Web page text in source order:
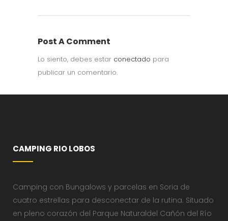
Post A Comment
Lo siento, debes estar conectado para
publicar un comentario.
CAMPING RIO LOBOS
Camping con Bungalows y parcelas en Soria de
cuatro estrellas para desconectar de la rutina. Situado
en pleno corazón del Parque Naturaldel Cañón del Río